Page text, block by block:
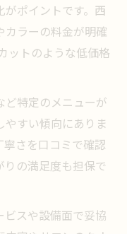
ポイントです。西
カラーの料金が明確
ットのような低価格
特定のメニューが
すい傾向にありま
さを口コミで確認
の満足度も担保で
スや設備面で妥協